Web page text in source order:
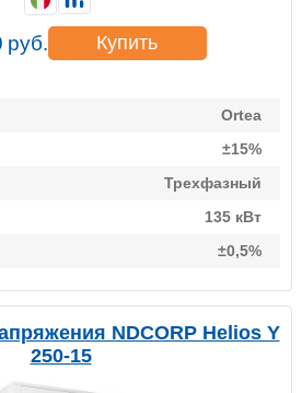
Ortea
±15%
Трехфазный
135 кВт
±0,5%
руб. Купить
NDCORP Helios Y
250-15